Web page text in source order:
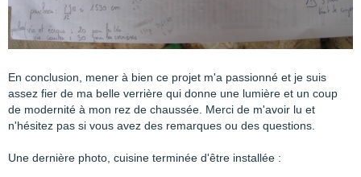
En conclusion, mener à bien ce projet m'a passionné et je suis
assez fier de ma belle verrière qui donne une lumière et un coup
de modernité à mon rez de chaussée. Merci de m'avoir lu et
n'hésitez pas si vous avez des remarques ou des questions.
Une dernière photo, cuisine terminée d'être installée :